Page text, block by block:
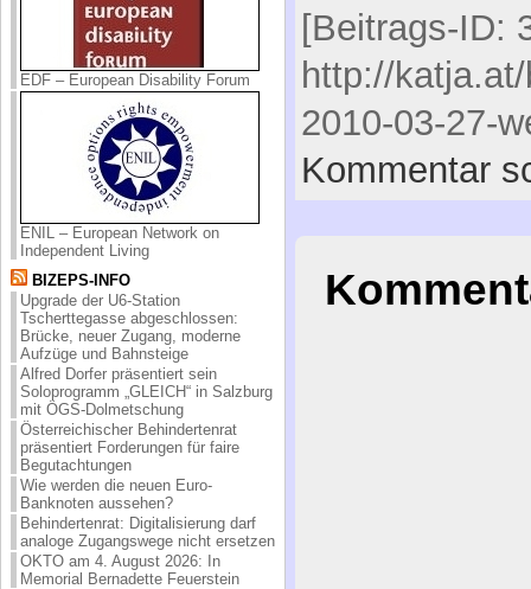
EDF – European Disability Forum
ENIL – European Network on
Independent Living
BIZEPS-INFO
Upgrade der U6-Station
Tscherttegasse abgeschlossen:
Brücke, neuer Zugang, moderne
Aufzüge und Bahnsteige
Alfred Dorfer präsentiert sein
Soloprogramm „GLEICH“ in Salzburg
mit ÖGS-Dolmetschung
Österreichischer Behindertenrat
präsentiert Forderungen für faire
Begutachtungen
Wie werden die neuen Euro-
Banknoten aussehen?
Behindertenrat: Digitalisierung darf
analoge Zugangswege nicht ersetzen
OKTO am 4. August 2026: In
Memorial Bernadette Feuerstein
[Beitrags-ID:
http://
2010-03-27-
Kommentar